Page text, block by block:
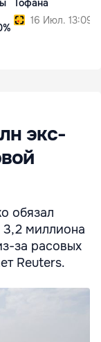
Тофана
16 Июл. 13:09
экс-
обязал
3,2 миллиона
за расовых
Reuters.